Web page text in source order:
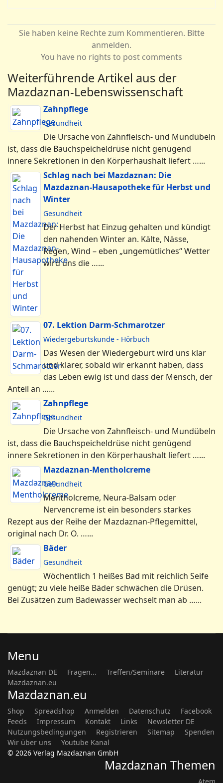
Sie haben keine Rechte zum Kommentieren. Bitte
anmelden.
You have no rights to post comments
Weiterführende Artikel aus der
Mazdaznan-Lebenswissenschaft
Zahnpflege
Gesundheit
Die Ursache von Zahnfleisch- und Mundübeln
ist, dass die Bauchspeicheldrüse nicht genügend
innere Sekretionen in den Körperhaushalt liefert …...
Schlag nach bei Mazdaznan: Die
Mazdaznan-Hausapotheke für Herbst und
Winter
Gesundheit
Der Herbst hat Einzug gehalten und kündigt
den nahenden Winter an. Kälte, Nässe,
Regen, Wind – eben „ungemütliches“ Wetter
wird uns die …...
07. Lektion Darm-Schmarotzer
Wiedergeburtskunde - Hörbuch
Das Wesen der Wiedergeburt wird uns klar
und klarer, sobald wir erkannt haben, dass
das Leben ewig ist und dass der Mensch, der
Anteil an …...
Zahnpflege
Gesundheit
Die Ursache von Zahnfleisch- und Mundübeln
ist, dass die Bauchspeicheldrüse nicht genügend
innere Sekretionen in den Körperhaushalt liefert …...
Mazdaznan-Mentholcreme
Gesundheit
Mentholcreme, Neura-Balsam oder
Nervencreme ist ein besonders starkes
Rezept aus der Reihe der Mazdaznan-Pflegemittel,
original nach Dr. O. …...
Bäder
Gesundheit
Wöchentlich 1 heißes Bad mit reichlich Seife
genügt; zu viele heiße Bäder schwächen die Drüsen.
Bei Zusätzen zum Badewasser wechselt man ab …...
Menu
Mazdaznan DE Fragen... Treffen/Seminare
Literatur
Mazdaznan.eu
Mazdaznan.eu
Shop Spreadshop Anmelden Datenschutz
Facebook
Feeds
Impressum Kontakt Links
Newsletter DE
Nutzungsbedingungen
Registrieren Sitemap
Spenden
Wir über uns
Youtube Kanal
© 2026 Verlag Mazdaznan GmbH
Mazdaznan Themen